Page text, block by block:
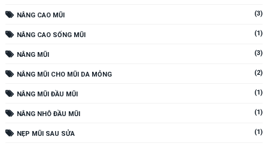
NÂNG CAO MŨI (3)
NÂNG CAO SỐNG MŨI (1)
NÂNG MŨI (3)
NÂNG MŨI CHO MŨI DA MỎNG (2)
NÂNG MŨI ĐẦU MŨI (1)
NÂNG NHÔ ĐẦU MŨI (1)
NẸP MŨI SAU SỬA (1)